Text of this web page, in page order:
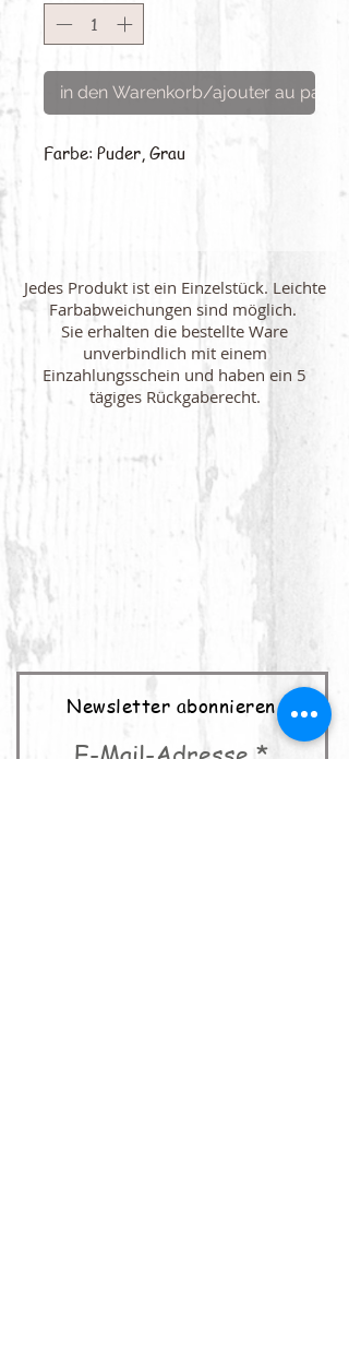
in den Warenkorb/ajouter au panier
Farbe: Puder, Grau
Jedes Produkt ist ein Einzelstück. Leichte
Farbabweichungen sind möglich.
Sie erhalten die bestellte Ware
unverbindlich mit einem
Einzahlungsschein und haben ein 5
tägiges Rückgaberecht.
Newsletter abonnieren
E-Mail-Adresse